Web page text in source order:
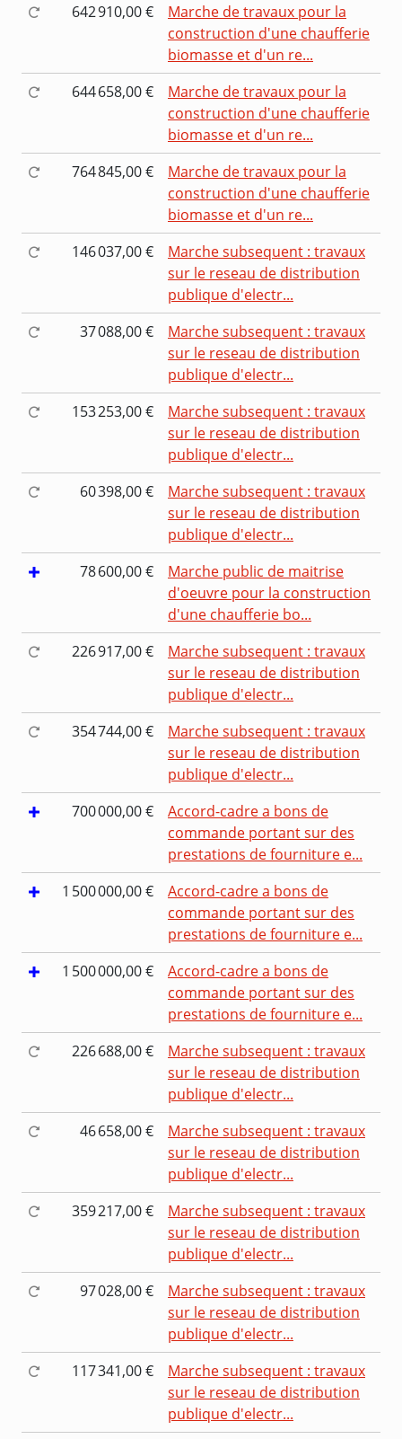
642 910,00 €
Marche de travaux pour la
construction d'une chaufferie
biomasse et d'un re...
644 658,00 €
Marche de travaux pour la
construction d'une chaufferie
biomasse et d'un re...
764 845,00 €
Marche de travaux pour la
construction d'une chaufferie
biomasse et d'un re...
146 037,00 €
Marche subsequent : travaux
sur le reseau de distribution
publique d'electr...
37 088,00 €
Marche subsequent : travaux
sur le reseau de distribution
publique d'electr...
153 253,00 €
Marche subsequent : travaux
sur le reseau de distribution
publique d'electr...
60 398,00 €
Marche subsequent : travaux
sur le reseau de distribution
publique d'electr...
78 600,00 €
Marche public de maitrise
d'oeuvre pour la construction
d'une chaufferie bo...
226 917,00 €
Marche subsequent : travaux
sur le reseau de distribution
publique d'electr...
354 744,00 €
Marche subsequent : travaux
sur le reseau de distribution
publique d'electr...
700 000,00 €
Accord-cadre a bons de
commande portant sur des
prestations de fourniture e...
1 500 000,00 €
Accord-cadre a bons de
commande portant sur des
prestations de fourniture e...
1 500 000,00 €
Accord-cadre a bons de
commande portant sur des
prestations de fourniture e...
226 688,00 €
Marche subsequent : travaux
sur le reseau de distribution
publique d'electr...
46 658,00 €
Marche subsequent : travaux
sur le reseau de distribution
publique d'electr...
359 217,00 €
Marche subsequent : travaux
sur le reseau de distribution
publique d'electr...
97 028,00 €
Marche subsequent : travaux
sur le reseau de distribution
publique d'electr...
117 341,00 €
Marche subsequent : travaux
sur le reseau de distribution
publique d'electr...